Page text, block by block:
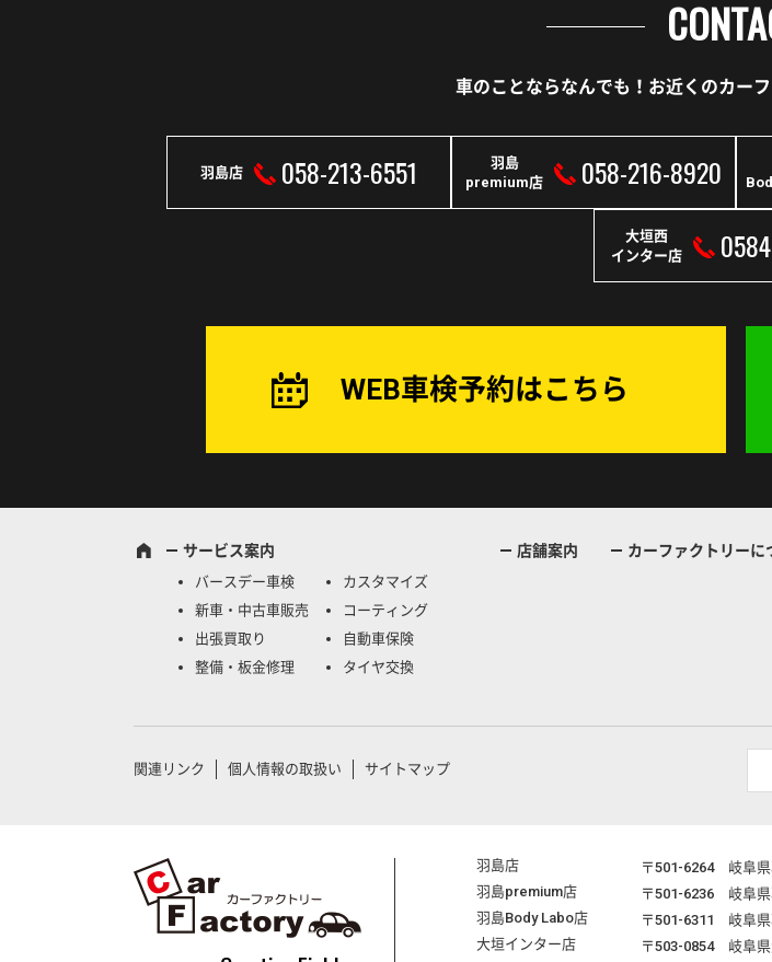
車のことならなんでも！ お近くのカー
羽島店 058-213-6551
羽島
premium店
058-216-8920
大垣西
インター店
WEB車検予約はこちら
サービス案内
バースデー車検
新車・中古車販売
出張買取り
整備・板金修理
カスタマイズ
コーティング
自動車保険
タイヤ交換
店舗案内 カーファクトリーに
関連リンク 個人情報の取扱い サイトマップ
羽島店 〒501-6264 岐阜
羽島premium店
〒501-6236 岐阜
羽島Body Labo店
〒501-6311 岐阜
大垣インター店
〒503-0854 岐阜